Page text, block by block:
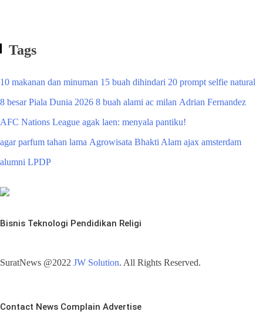
Tags
10 makanan dan minuman 15 buah dihindari 20 prompt selfie natural
8 besar Piala Dunia 2026 8 buah alami ac milan Adrian Fernandez
AFC Nations League agak laen: menyala pantiku!
agar parfum tahan lama Agrowisata Bhakti Alam ajax amsterdam
alumni LPDP
Bisnis Teknologi Pendidikan Religi
SuratNews @2022 JW Solution. All Rights Reserved.
Contact News Complain Advertise